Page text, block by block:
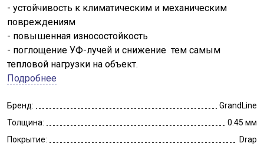
- устойчивость к климатическим и механическим
повреждениям
- повышенная износостойкость
- поглощение УФ-лучей и снижение тем самым
тепловой нагрузки на объект.
Подробнее
Бренд:
GrandLine
Толщина:
0.45 мм
Покрытие:
Drap